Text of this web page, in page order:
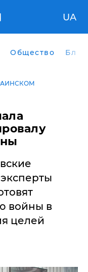
UA
Общество
войны в
целей